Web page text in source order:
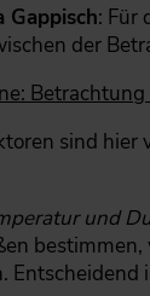
Gappisch: Für
der
sind hier
und